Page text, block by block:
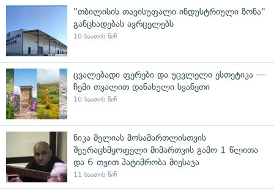
"თბილისის თავისუფალი ინდუსტრიული ზონა"
განცხადებას ავრცელებს
10 საათის წინ
ცვალებადი ფერები და უცვლელი ესთეტიკა —
ჩემი თვალით დანახული სვანეთი
10 საათის წინ
ნიკა მელიას მოსამართლისთვის
შეურაცხმყოფელი მიმართვის გამო 1 წლითა
და 6 თვით პატიმრობა მიესაჯა
11 საათის წინ